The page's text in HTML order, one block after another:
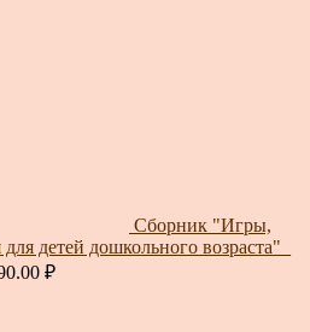
Сборник "Игры,
детей дошкольного возраста"_
₽